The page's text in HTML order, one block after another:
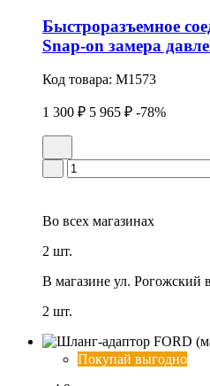
Быстроразъемное
Snap-on замера
Код товара: M1573
1 300 ₽ 5 965 ₽ -78%
Во всех магазинах
2 шт.
В магазине ул. Рогожский
2 шт.
Покупай выгодно